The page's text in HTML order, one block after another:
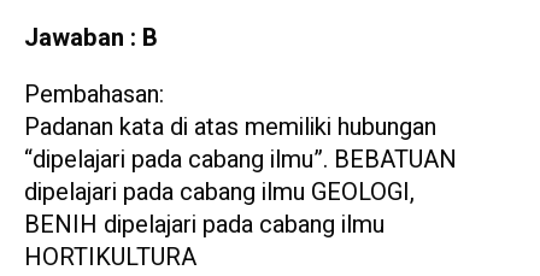
Jawaban : B
Pembahasan:
Padanan kata di atas memiliki hubungan
“dipelajari pada cabang ilmu”. BEBATUAN
dipelajari pada cabang ilmu GEOLOGI,
BENIH dipelajari pada cabang ilmu
HORTIKULTURA